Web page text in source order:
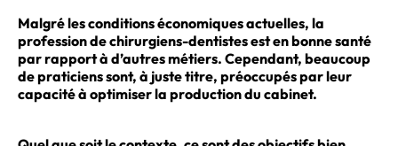
Malgré les conditions économiques actuelles, la
profession de chirurgiens-dentistes est en bonne santé
par rapport à d’autres métiers. Cependant, beaucoup
de praticiens sont, à juste titre, préoccupés par leur
capacité à optimiser la production du cabinet.